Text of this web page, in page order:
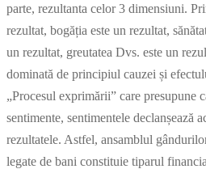
parte, rezultanta celor 3 dimensiuni.
rezultat, bogăția este un rezultat,
un rezultat, greutatea Dvs. este un
dominată de principiul cauzei și
„Procesul exprimării” care presupune
sentimente, sentimentele declanșează
rezultatele. Astfel, ansamblul
legate de bani constituie tiparul